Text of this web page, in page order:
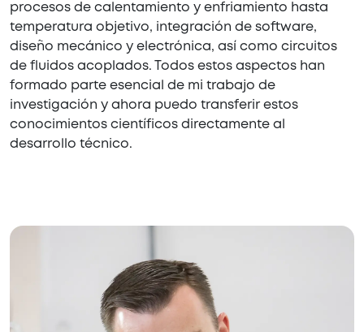
procesos de calentamiento y enfriamiento hasta
temperatura objetivo, integración de software,
diseño mecánico y electrónica, así como circuitos
de fluidos acoplados. Todos estos aspectos han
formado parte esencial de mi trabajo de
investigación y ahora puedo transferir estos
conocimientos científicos directamente al
desarrollo técnico.